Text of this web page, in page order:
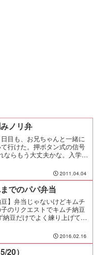
ノリ弁
目も、お兄ちゃんと一緒に
行けた。押ボタン式の信号
ならもう大丈夫かな。入学式
今日のお弁当は「ノリ弁の食
ない！ノリだけ全部取れち
下の子の話...
2011.04.04
でのパパ弁当
豆】弁当じゃないけどキムチ
のリクエストでキムチ納豆
納豆だけでよく練り上げて、
えてよく混ぜる。 最後に醤油
て出来上がりっ！ 分葱とか
良かっ...
2016.02.16
20）